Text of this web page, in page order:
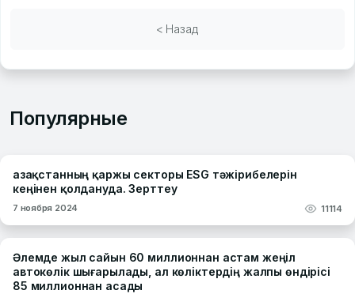
< Назад
Популярные
Қазақстанның қаржы секторы ESG тәжірибелерін
кеңінен қолдануда. Зерттеу
7 ноября 2024 11114
Әлемде жыл сайын 60 миллионнан астам жеңіл
автокөлік шығарылады, ал көліктердің жалпы өндірісі
85 миллионнан асады